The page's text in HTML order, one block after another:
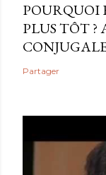
POURQUOI
PLUS TÔT ?
Partager